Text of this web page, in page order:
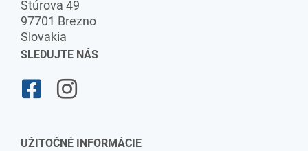
Štúrova 49
97701 Brezno
Slovakia
SLEDUJTE NÁS
UŽITOČNÉ INFORMÁCIE